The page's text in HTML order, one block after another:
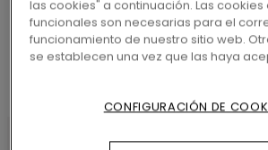
las cookies" a continuación. Las
funcionales son necesarias para el
funcionamiento de nuestro sitio web.
se establecen una vez que las haya
CONFIGURACIÓN DE